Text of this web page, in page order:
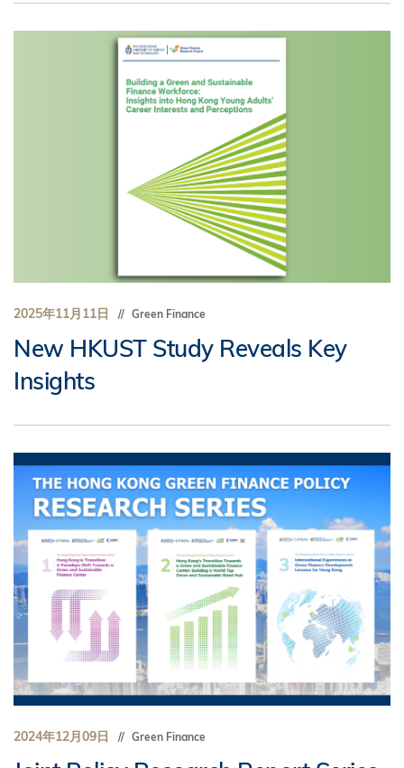
2025年11月11日 Green Finance
New HKUST Study Reveals Key
Insights
2024年12月09日 Green Finance